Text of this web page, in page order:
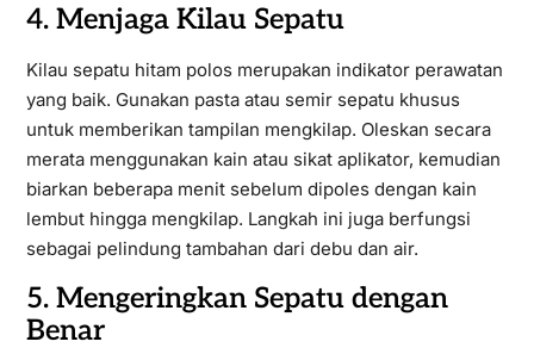
4. Menjaga Kilau Sepatu
Kilau sepatu hitam polos merupakan indikator perawatan
yang baik. Gunakan pasta atau semir sepatu khusus
untuk memberikan tampilan mengkilap. Oleskan secara
merata menggunakan kain atau sikat aplikator, kemudian
biarkan beberapa menit sebelum dipoles dengan kain
lembut hingga mengkilap. Langkah ini juga berfungsi
sebagai pelindung tambahan dari debu dan air.
5. Mengeringkan Sepatu dengan
Benar